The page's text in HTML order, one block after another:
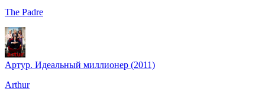
The Padre
Артур. Идеальный миллионер (2011)
Arthur